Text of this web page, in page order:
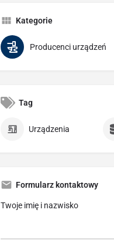
Kategorie
Producenci urządzeń
Tag
Urządzenia
Formularz kontaktowy
Twoje imię i nazwisko